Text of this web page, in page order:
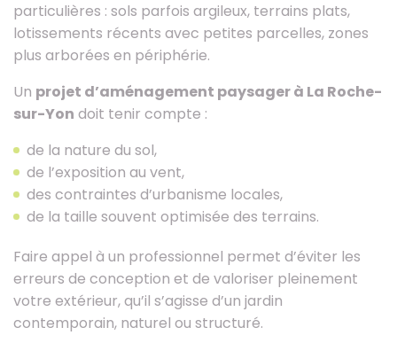
particulières : sols parfois argileux, terrains plats,
lotissements récents avec petites parcelles, zones
plus arborées en périphérie.
Un projet d’aménagement paysager à La Roche-
sur-Yon doit tenir compte :
de la nature du sol,
de l’exposition au vent,
des contraintes d’urbanisme locales,
de la taille souvent optimisée des terrains.
Faire appel à un professionnel permet d’éviter les
erreurs de conception et de valoriser pleinement
votre extérieur, qu’il s’agisse d’un jardin
contemporain, naturel ou structuré.